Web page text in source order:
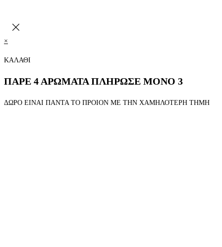
×
ΚΑΛΑΘΙ
ΠΑΡΕ 4 ΑΡΩΜΑΤΑ ΠΛΗΡΩΣΕ ΜΟΝΟ 3
ΔΩΡΟ ΕΙΝΑΙ ΠΑΝΤΑ ΤΟ ΠΡΟΙΟΝ ΜΕ ΤΗΝ ΧΑΜΗΛΟΤΕΡΗ ΤΗΜΗ